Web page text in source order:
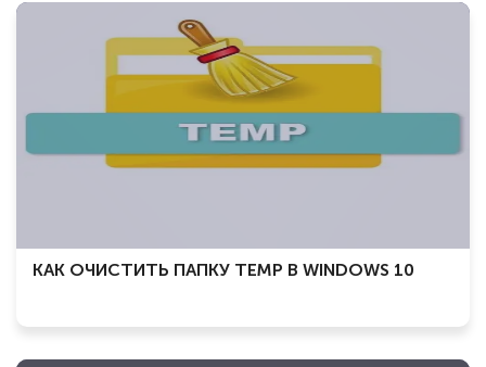
КАК ОЧИСТИТЬ ПАПКУ TEMP В WINDOWS 10